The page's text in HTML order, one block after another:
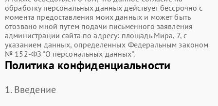
обработку персональных данных действует бессрочно с
момента предоставления моих данных и может быть
отозвано мной путем подачи письменного заявления
администрации сайта по адресу: площадь Мира, 7, с
указанием данных, определенных Федеральным законом
№ 152-ФЗ "О персональных данных".
Политика конфиденциальности
1. Введение